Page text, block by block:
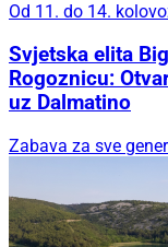
Od 11. do 14.
Svjetska elita
Rogoznicu:
uz Dalmatino
Zabava za sve